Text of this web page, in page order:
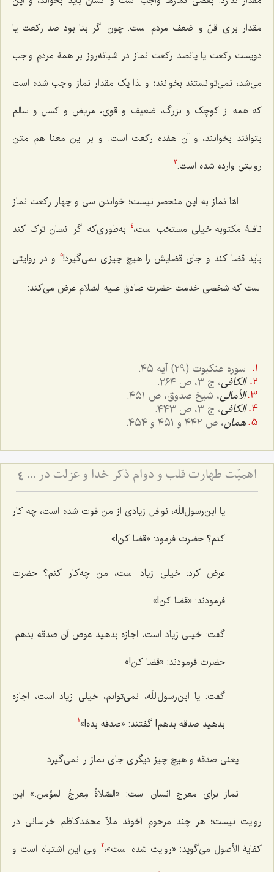
مقدار برای اقلّ و اضعف مردم است. چون اگر بنا بود صد رکعت یا
دویست رکعت یا پانصد رکعت نماز در شبانه‌روز بر همۀ مردم واجب
می‌شد، نمی‌توانستند بخوانند؛ و لذا یک مقدار نماز واجب شده است
که همه از کوچک و بزرگ، ضعیف و قوی، مریض و کسل و سالم
بتوانند بخوانند، و آن هفده رکعت است. و بر این معنا هم متن
روایتی وارده شده است.3
امّا نماز به این منحصر نیست؛ خواندن سی و چهار رکعت نماز
نافلۀ مکتوبه خیلی مستحّب است،4
به‌طوری‌که اگر انسان ترک کند
باید قضا کند و جای قضایش را هیچ چیزی نمی‌گیرد!5
و در روایتی
است که شخصی خدمت حضرت صادق علیه السّلام عرض می‌کند:
سوره عنکبوت (٢٩) آیه ٤٥.
الکافی، ج ٣، ص ٢٦٤.
الأمالی، شیخ صدوق، ص ٤٥١.
الکافی، ج ٣، ص ٤٤٣.
همان، ص ٤٤٢ و ٤٥١ و ٤٥٤.
اهمیّت طهارت قلب و دوام ذکر خدا و عزلت در سیروسلوک 4
یا ابن‌رسول‌اللَه، نوافل زیادی از من فوت شده است، چه کار
کنم؟ حضرت فرمود: «قضا کن!»
عرض کرد: خیلی زیاد است، من چه‌کار کنم؟ حضرت
فرمودند: «قضا کن!»
گفت: خیلی زیاد است، اجازه بدهید عوض آن صدقه بدهم.
حضرت فرمودند: «قضا کن!»
گفت: یا ابن‌رسول‌اللَه، نمی‌توانم، خیلی زیاد است، اجازه
بدهید صدقه بدهم! گفتند: «صدقه بده!» 1
یعنی صدقه و هیچ چیز دیگری جای نماز را نمی‌گیرد.
نماز برای معراج انسان است: «الصّلاةُ مِعراجُ المؤمن.» این
روایت نیست؛ هر چند مرحوم آخوند ملاّ محمّدکاظم خراسانی در
کفایة الأصول می‌گوید: «روایت شده است»،2
ولی این اشتباه است و